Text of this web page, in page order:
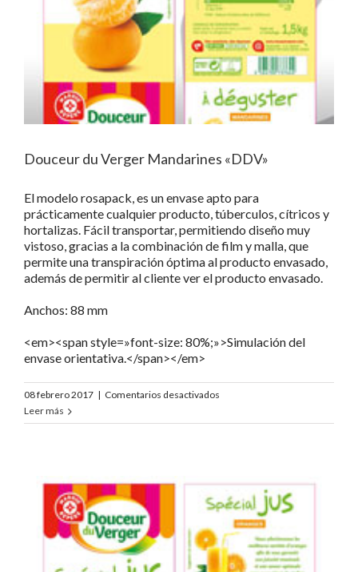
Douceur du Verger Mandarines «DDV»
El modelo rosapack, es un envase apto para
prácticamente cualquier producto, túberculos, cítricos y
hortalizas. Fácil transportar, permitiendo diseño muy
vistoso, gracias a la combinación de film y malla, que
permite una transpiración óptima al producto envasado,
además de permitir al cliente ver el producto envasado.
Anchos: 88 mm
<em><span style=»font-size: 80%;»>Simulación del
envase orientativa.</span></em>
08 febrero 2017 | Comentarios desactivados
du
Leer más